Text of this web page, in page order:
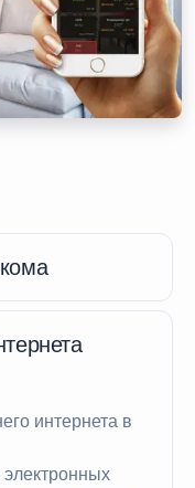
интернета в
электронных